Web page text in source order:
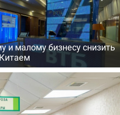
и малому бизнесу снизить